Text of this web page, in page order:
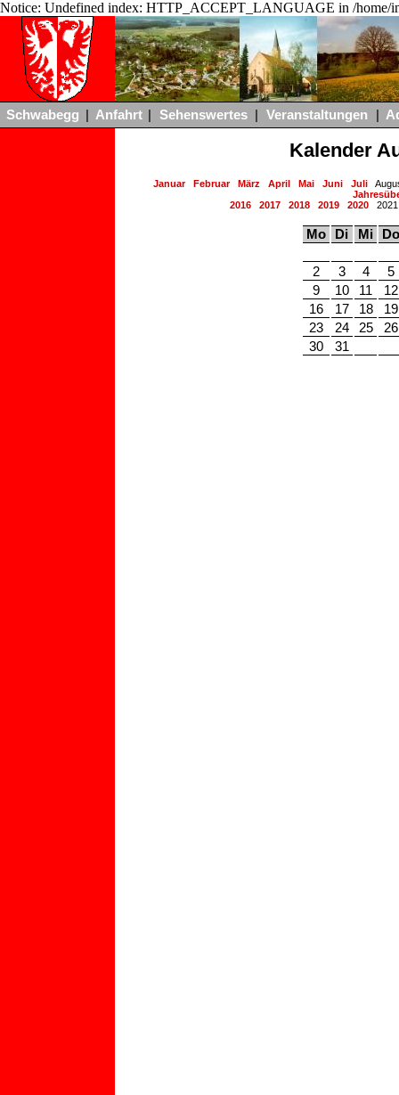
Notice: Undefined index: HTTP_ACCEPT_LANGUAGE in /home/
Schwabegg Anfahrt Sehenswertes Veranstaltungen
Kalender
Januar Februar März April Mai Juni Juli
2016
2017 2018 2019 2020
Mo Di Mi Do
2 3 4
5
9
10 11
12
16
17 18
19
23
24 25
26
30
31